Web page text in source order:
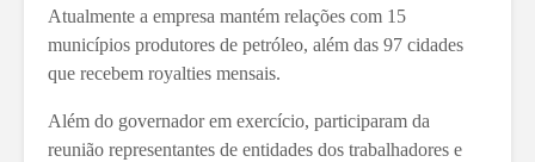
Atualmente a empresa mantém relações com 15
municípios produtores de petróleo, além das 97 cidades
que recebem royalties mensais.
Além do governador em exercício, participaram da
reunião representantes de entidades dos trabalhadores e